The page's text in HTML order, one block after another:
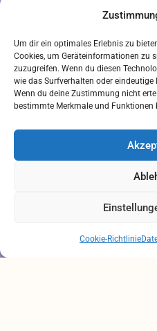
Um dir ein optimales Erlebnis zu
Cookies, um Geräteinformationen zu
zuzugreifen. Wenn du diesen
wie das Surfverhalten oder eindeutige
Wenn du deine Zustimmung nicht
bestimmte Merkmale und Funktionen
Cookie-Richtlinie
FREIUMSCHLAG AUSDRUCKEN
Rechtliches
AGB
VERSANDARTEN